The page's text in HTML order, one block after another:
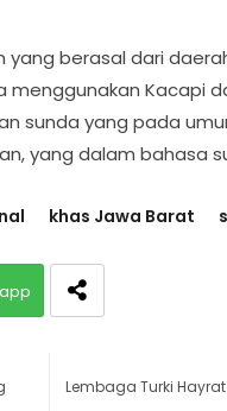
berasal dari
Kacapi
sunda yang pada
yang dalam bahasa
khas Jawa Barat
Lembaga Turki